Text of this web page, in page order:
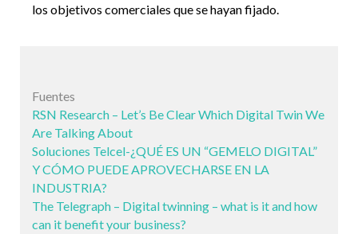
los objetivos comerciales que se hayan fijado.
Fuentes
RSN Research – Let’s Be Clear Which Digital Twin We
Are Talking About
Soluciones Telcel-¿QUÉ ES UN “GEMELO DIGITAL”
Y CÓMO PUEDE APROVECHARSE EN LA
INDUSTRIA?
The Telegraph – Digital twinning – what is it and how
can it benefit your business?